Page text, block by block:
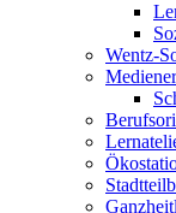
Wentz-